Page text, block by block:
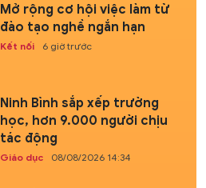
Mở rộng cơ hội việc làm từ
đào tạo nghề ngắn hạn
Kết nối 6 giờ trước
Ninh Bình sắp xếp trường
học, hơn 9.000 người chịu
tác động
Giáo dục 08/08/2026 14:34